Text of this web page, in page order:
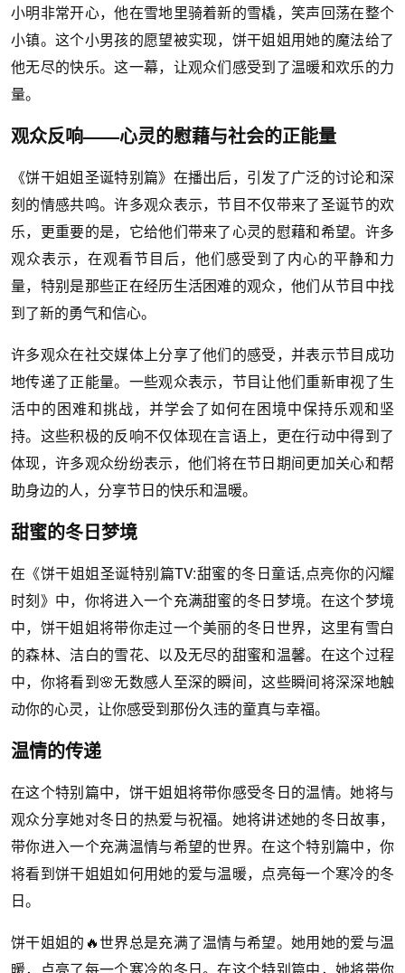
小明非常开心，他在雪地里骑着新的雪橇，笑声回荡在整个
小镇。这个小男孩的愿望被实现，饼干姐姐用她的魔法给了
他无尽的快乐。这一幕，让观众们感受到了温暖和欢乐的力
量。
观众反响——心灵的慰藉与社会的正能量
《饼干姐姐圣诞特别篇》在播出后，引发了广泛的讨论和深
刻的情感共鸣。许多观众表示，节目不仅带来了圣诞节的欢
乐，更重要的是，它给他们带来了心灵的慰藉和希望。许多
观众表示，在观看节目后，他们感受到了内心的平静和力
量，特别是那些正在经历生活困难的观众，他们从节目中找
到了新的勇气和信心。
许多观众在社交媒体上分享了他们的感受，并表示节目成功
地传递了正能量。一些观众表示，节目让他们重新审视了生
活中的困难和挑战，并学会了如何在困境中保持乐观和坚
持。这些积极的反响不仅体现在言语上，更在行动中得到了
体现，许多观众纷纷表示，他们将在节日期间更加关心和帮
助身边的人，分享节日的快乐和温暖。
甜蜜的冬日梦境
在《饼干姐姐圣诞特别篇TV:甜蜜的冬日童话,点亮你的闪耀
时刻》中，你将进入一个充满甜蜜的冬日梦境。在这个梦境
中，饼干姐姐将带你走过一个美丽的冬日世界，这里有雪白
的森林、洁白的雪花、以及无尽的甜蜜和温馨。在这个过程
中，你将看到🌸无数感人至深的瞬间，这些瞬间将深深地触
动你的心灵，让你感受到那份久违的童真与幸福。
温情的传递
在这个特别篇中，饼干姐姐将带你感受冬日的温情。她将与
观众分享她对冬日的热爱与祝福。她将讲述她的冬日故事，
带你进入一个充满温情与希望的世界。在这个特别篇中，你
将看到饼干姐姐如何用她的爱与温暖，点亮每一个寒冷的冬
日。
饼干姐姐的🔥世界总是充满了温情与希望。她用她的爱与温
暖，点亮了每一个寒冷的冬日。在这个特别篇中，她将带你